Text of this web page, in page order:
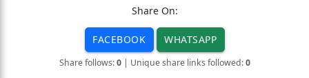
Share On:
FACEBOOK WHATSAPP
Share follows:0| Unique share links followed:0